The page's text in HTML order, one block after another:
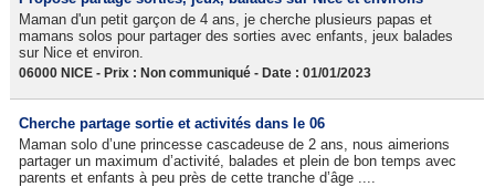
Maman d'un petit garçon de 4 ans, je cherche plusieurs papas et
mamans solos pour partager des sorties avec enfants, jeux balades
sur Nice et environ.
06000 NICE - Prix : Non communiqué - Date : 01/01/2023
Cherche partage sortie et activités dans le 06
Maman solo d’une princesse cascadeuse de 2 ans, nous aimerions
partager un maximum d’activité, balades et plein de bon temps avec
parents et enfants à peu près de cette tranche d’âge ....